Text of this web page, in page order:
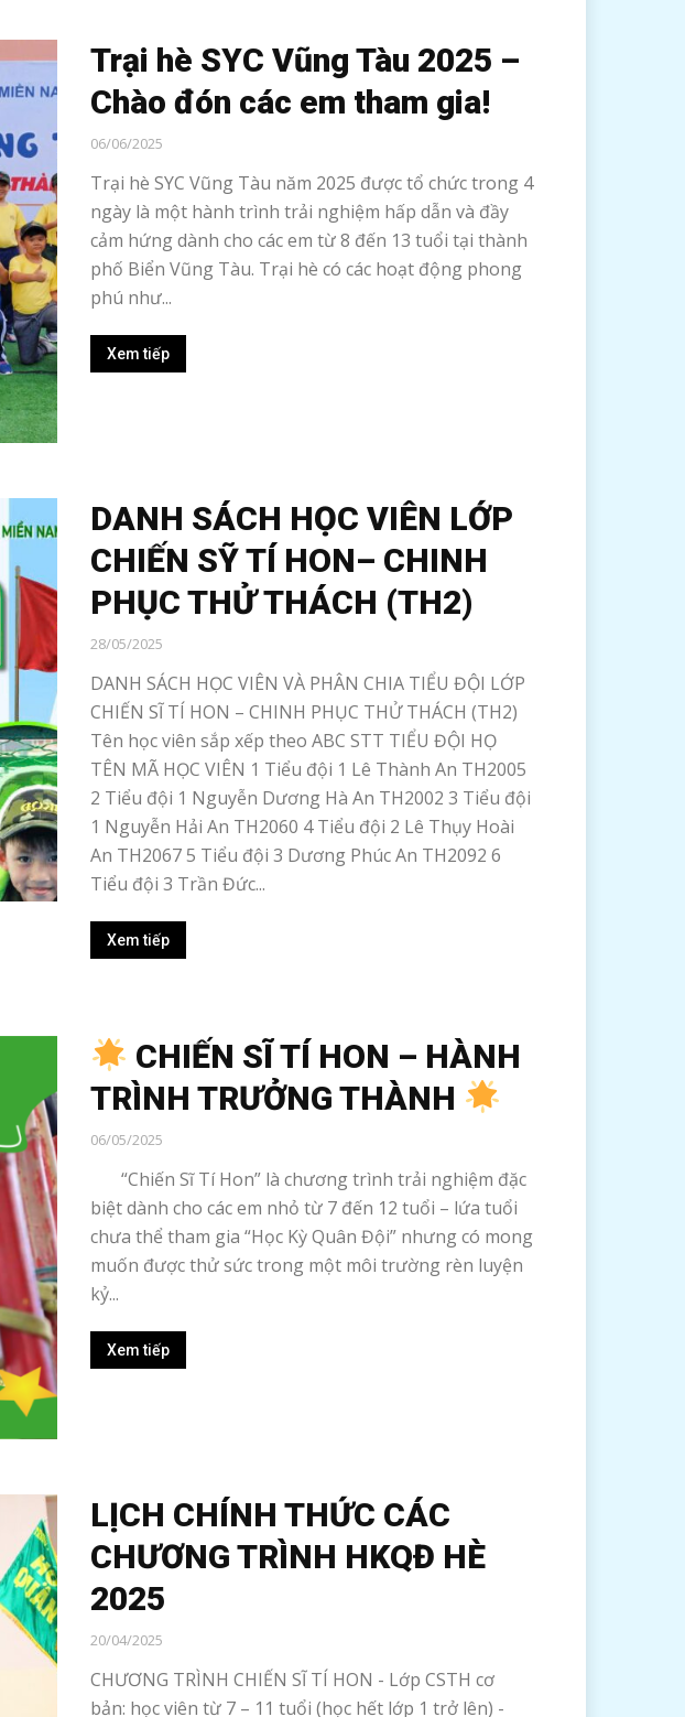
Trại hè SYC Vũng Tàu 2025 –
Chào đón các em tham gia!
06/06/2025
Trại hè SYC Vũng Tàu năm 2025 được tổ chức trong 4
ngày là một hành trình trải nghiệm hấp dẫn và đầy
cảm hứng dành cho các em từ 8 đến 13 tuổi tại thành
phố Biển Vũng Tàu. Trại hè có các hoạt động phong
phú như...
Xem tiếp
DANH SÁCH HỌC VIÊN LỚP
CHIẾN SỸ TÍ HON– CHINH
PHỤC THỬ THÁCH (TH2)
28/05/2025
DANH SÁCH HỌC VIÊN VÀ PHÂN CHIA TIỂU ĐỘI LỚP
CHIẾN SĨ TÍ HON – CHINH PHỤC THỬ THÁCH (TH2)
Tên học viên sắp xếp theo ABC STT TIỂU ĐỘI HỌ
TÊN MÃ HỌC VIÊN 1 Tiểu đội 1 Lê Thành An TH2005
2 Tiểu đội 1 Nguyễn Dương Hà An TH2002 3 Tiểu đội
1 Nguyễn Hải An TH2060 4 Tiểu đội 2 Lê Thụy Hoài
An TH2067 5 Tiểu đội 3 Dương Phúc An TH2092 6
Tiểu đội 3 Trần Đức...
Xem tiếp
CHIẾN SĨ TÍ HON – HÀNH
TRÌNH TRƯỞNG THÀNH
06/05/2025
“Chiến Sĩ Tí Hon” là chương trình trải nghiệm đặc
biệt dành cho các em nhỏ từ 7 đến 12 tuổi – lứa tuổi
chưa thể tham gia “Học Kỳ Quân Đội” nhưng có mong
muốn được thử sức trong một môi trường rèn luyện
kỷ...
Xem tiếp
LỊCH CHÍNH THỨC CÁC
CHƯƠNG TRÌNH HKQĐ HÈ
2025
20/04/2025
CHƯƠNG TRÌNH CHIẾN SĨ TÍ HON - Lớp CSTH cơ
bản: học viên từ 7 – 11 tuổi (học hết lớp 1 trở lên) -